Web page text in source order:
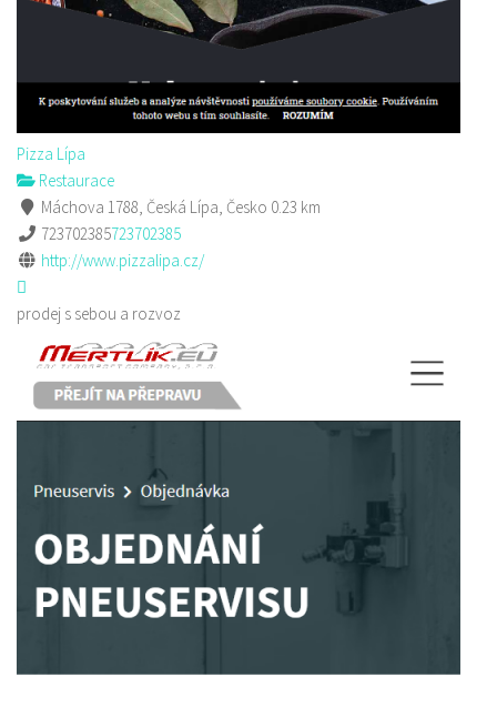
Pizza Lípa
Restaurace
Máchova 1788, Česká Lípa, Česko 0.23 km
723702385723702385
http://www.pizzalipa.cz/
prodej s sebou a rozvoz